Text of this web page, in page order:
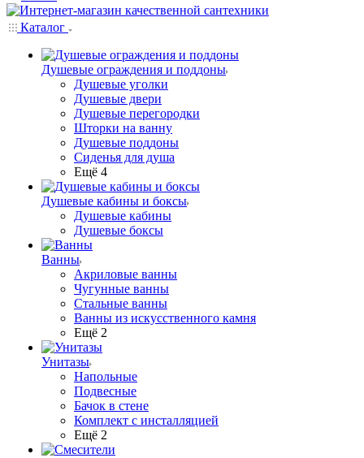
Каталог
Душевые ограждения и поддоны
Душевые уголки
Душевые двери
Душевые перегородки
Шторки на ванну
Душевые поддоны
Сиденья для душа
Ещё 4
Душевые кабины и боксы
Душевые кабины
Душевые боксы
Ванны
Акриловые ванны
Чугунные ванны
Стальные ванны
Ванны из искусственного камня
Ещё 2
Унитазы
Напольные
Подвесные
Бачок в стене
Комплект с инсталляцией
Ещё 2